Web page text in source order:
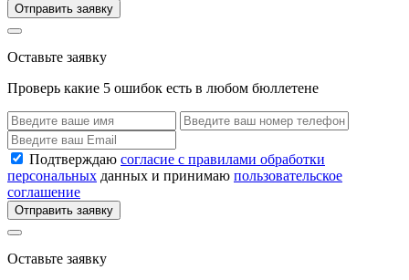
Отправить заявку
Оставьте заявку
Проверь какие 5 ошибок есть в любом бюллетене
Подтверждаю согласие с правилами обработки
персональных данных и принимаю пользовательское
соглашение
Отправить заявку
Оставьте заявку